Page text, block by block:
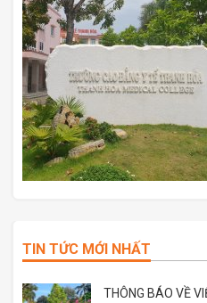
TIN TỨC MỚI NHẤT
THÔNG BÁO VỀ